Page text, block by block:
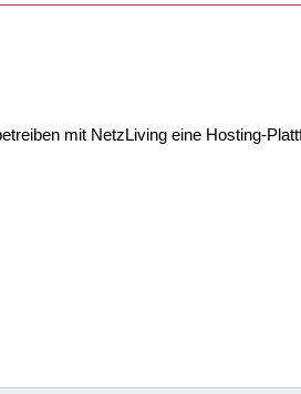
mit NetzLiving eine Hosting-